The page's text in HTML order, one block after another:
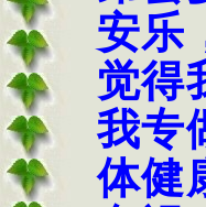
安乐
觉得
我专
体健